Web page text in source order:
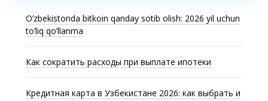
O’zbekistonda bitkoin qanday sotib olish: 2026 yil uchun
to’liq qo’llanma
Как сократить расходы при выплате ипотеки
Кредитная карта в Узбекистане 2026: как выбрать и